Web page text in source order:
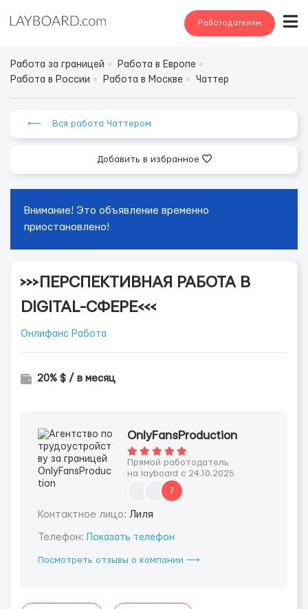
Работодателям
Работа за границей
Работа в Европе
Работа в России
Работа в Москве Чаттер
⟵ Вся работа Чаттером
Добавить в избранное
Внимание! Это объявление временно
приостановлено!
>>>ПЕРСПЕКТИВНАЯ РАБОТА В
DIGITAL-СФЕРЕ<<<
Онлифанс Работа
20% $ / в месяц
OnlyFansProduction
Прямой работодатель
на layboard с 24.10.2025
7
Контактное лицо: Лиля
Телефон: Показать телефон
Посмотреть отзывы о компании ⟶